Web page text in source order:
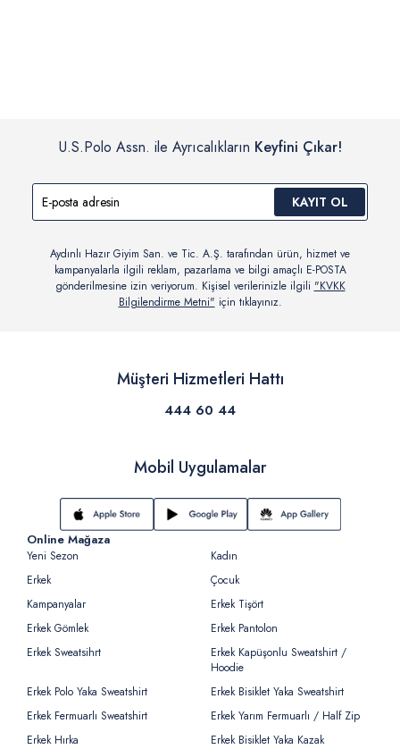
U.S.Polo Assn. ile Ayrıcalıkların Keyfini Çıkar!
KAYIT OL
Aydınlı Hazır Giyim San. ve Tic. A.Ş. tarafından ürün, hizmet ve
kampanyalarla ilgili reklam, pazarlama ve bilgi amaçlı E-POSTA
gönderilmesine izin veriyorum. Kişisel verilerinizle ilgili "KVKK
Bilgilendirme Metni" için tıklayınız.
Müşteri Hizmetleri Hattı
444 60 44
Mobil Uygulamalar
Online Mağaza
Yeni Sezon
Kadın
Erkek
Çocuk
Kampanyalar
Erkek Tişört
Erkek Gömlek
Erkek Pantolon
Erkek Sweatsihrt
Erkek Kapüşonlu Sweatshirt /
Hoodie
Erkek Polo Yaka Sweatshirt
Erkek Bisiklet Yaka Sweatshirt
Erkek Fermuarlı Sweatshirt
Erkek Yarım Fermuarlı / Half Zip
Erkek Hırka
Erkek Bisiklet Yaka Kazak